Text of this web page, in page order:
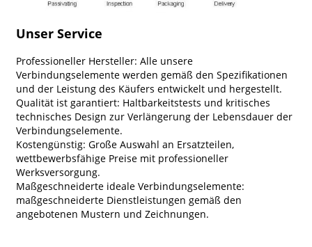
Unser Service
Professioneller Hersteller: Alle unsere
Verbindungselemente werden gemäß den Spezifikationen
und der Leistung des Käufers entwickelt und hergestellt.
Qualität ist garantiert: Haltbarkeitstests und kritisches
technisches Design zur Verlängerung der Lebensdauer der
Verbindungselemente.
Kostengünstig: Große Auswahl an Ersatzteilen,
wettbewerbsfähige Preise mit professioneller
Werksversorgung.
Maßgeschneiderte ideale Verbindungselemente:
maßgeschneiderte Dienstleistungen gemäß den
angebotenen Mustern und Zeichnungen.